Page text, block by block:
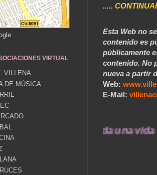
.....
Esta Web no
contenido es
públicamente
contenido. No
nueva a partir
Web:
E-Mail:
durarán toda una vida .... TÚ
VIRTUAL
VILLENA
DE MÚSICA